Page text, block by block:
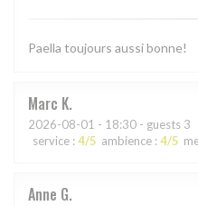
Paella toujours aussi bonne!
Marc K
2026-08-01 - 18:30 - guests 3
service : 4/5 ambience : 4/5
Anne G